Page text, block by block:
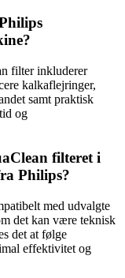
filter inkluderer
kalkaflejringer,
samt praktisk
og
filteret i
Philips?
med udvalgte
det kan være teknisk
det at følge
effektivitet og